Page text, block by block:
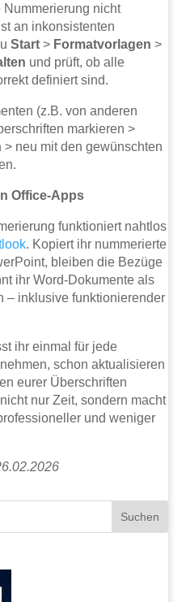
nicht
an inkonsistenten
Start > Formatvorlagen >
und prüft, ob alle
definiert sind.
(z.B. von anderen
markieren >
> neu mit den gewünschten
Office-Apps
funktioniert nahtlos
. Kopiert ihr nummerierte
bleiben die Bezüge
ihr Word-Dokumente als
– inklusive funktionierender
ihr einmal für jede
schon aktualisieren
eurer Überschriften
nur Zeit, sondern macht
und weniger